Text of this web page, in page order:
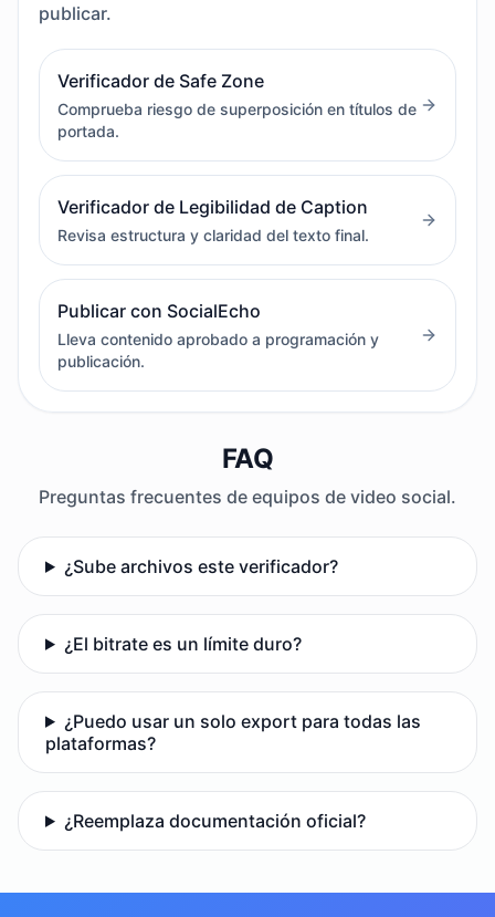
publicar.
Verificador de Safe Zone
Comprueba riesgo de superposición en títulos de
portada.
Verificador de Legibilidad de Caption
Revisa estructura y claridad del texto final.
Publicar con SocialEcho
Lleva contenido aprobado a programación y
publicación.
FAQ
Preguntas frecuentes de equipos de video social.
¿Sube archivos este verificador?
¿El bitrate es un límite duro?
¿Puedo usar un solo export para todas las
plataformas?
¿Reemplaza documentación oficial?